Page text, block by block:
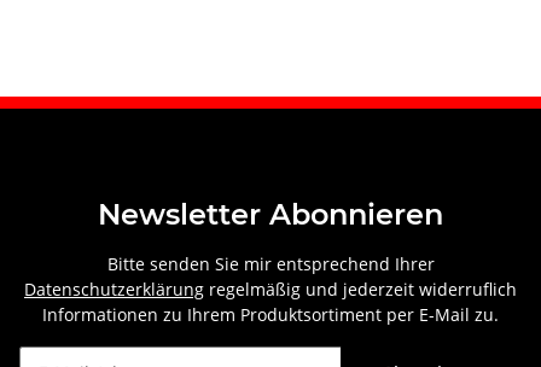
Newsletter Abonnieren
Bitte senden Sie mir entsprechend Ihrer
Datenschutzerklärung regelmäßig und jederzeit widerruflich
Informationen zu Ihrem Produktsortiment per E-Mail zu.